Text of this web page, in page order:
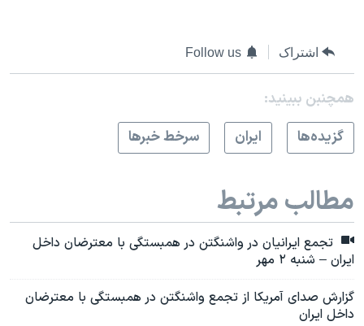
اشتراک Follow us
همچنبن ببینید:
گزيده‌ها
ايران سرخط خبرها
مطالب مرتبط
تجمع ایرانیان در واشنگتن در همبستگی با معترضان داخل
ایران – شنبه ۲ مهر
گزارش صدای آمریکا از تجمع واشنگتن در همبستگی با معترضان
داخل ایران